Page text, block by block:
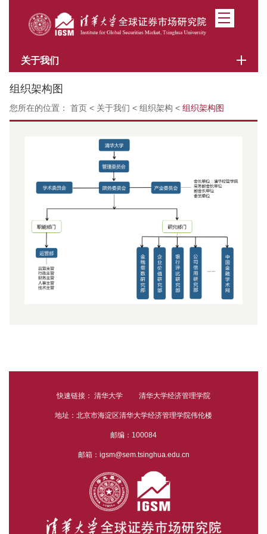
关于我们
组织架构图
您所在的位置： 首页 < 关于我们 < 组织架构 < 组织架构图
快速链接： 清华大学 清华大学经济管理学院
地址：北京市海淀区清华大学经济管理学院伟伦楼
邮编：100084
邮箱：igsm@sem.tsinghua.edu.cn